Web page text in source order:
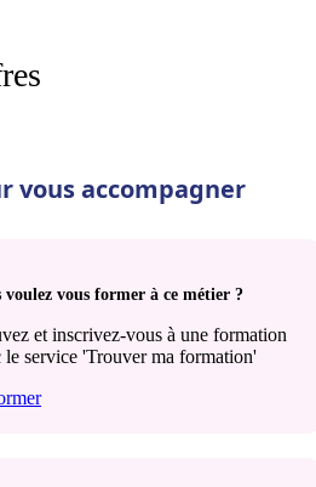
vous accompagner
voulez vous former à ce métier ?
et inscrivez-vous à une formation
le service 'Trouver ma formation'